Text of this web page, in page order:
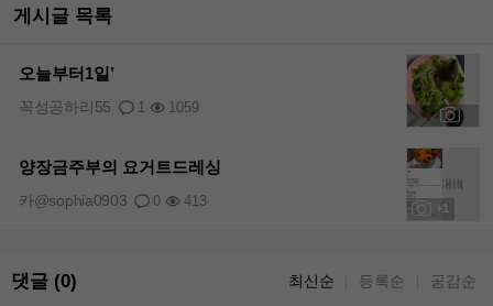
게시글 목록
오늘부터1일’
1 1059
꼭성공하리55
+1
양장금주부의 요거트드레싱
0 413
카@sophia0903
댓글 (0) 최신순 등록순 공감순